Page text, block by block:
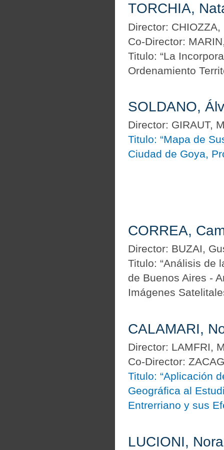
TORCHIA,
Director:
Co-Director:
Titulo: “La
Ordenamiento
SOLDANO,
Director: GIRAUT,
Titulo: “Mapa de
Ciudad de Goya,
CORREA,
Director: BUZAI,
Titulo: “Análisis de
de Buenos Aires -
Imágenes
CALAMARI,
Director: LAMFRI,
Co-Director:
Titulo: “Aplicación
Geográfica al
Entrerriano y sus
LUCIONI,